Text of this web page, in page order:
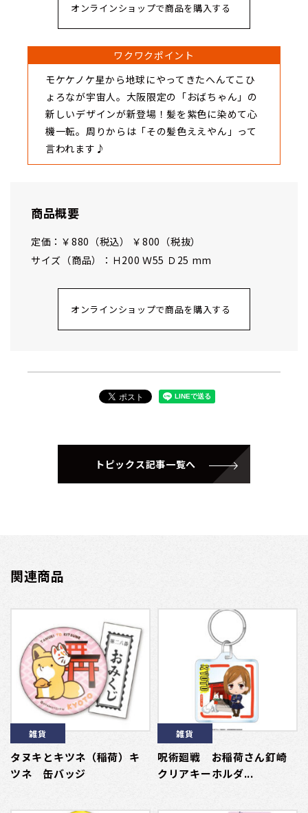
オンラインショップで商品を購入する
ワクワクポイント
モケケノケ星から地球にやってきたへんてこひ
ょろなが宇宙人。大阪限定の「おばちゃん」の
新しいデザインが新登場！髪を紫色に染めて心
機一転。周りからは「その髪色ええやん」って
言われます♪
商品概要
定価：￥880（税込） ￥800（税抜）
サイズ（商品）：Ｈ200 Ｗ55 Ｄ25 mm
オンラインショップで商品を購入する
トピックス記事一覧へ
関連商品
雑貨
タヌキとキツネ（稲荷）キ
ツネ 缶バッジ
雑貨
呪術廻戦 お稲荷さん釘崎
クリアキーホルダ...